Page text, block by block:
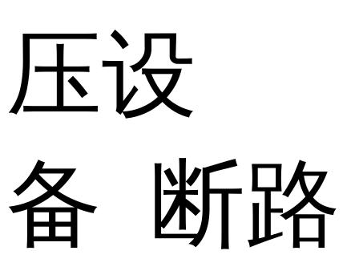
压设
备 断路